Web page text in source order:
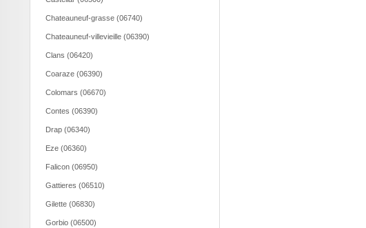
Chateauneuf-grasse (06740)
Chateauneuf-villevieille (06390)
Clans (06420)
Coaraze (06390)
Colomars (06670)
Contes (06390)
Drap (06340)
Eze (06360)
Falicon (06950)
Gattieres (06510)
Gilette (06830)
Gorbio (06500)